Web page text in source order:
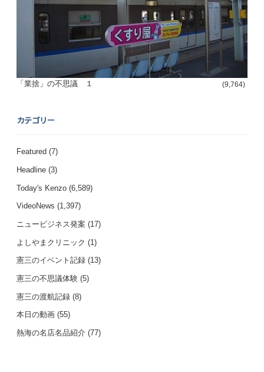
「業捨」の不思議 １ (9,764)
カテゴリー
Featured (7)
Headline (3)
Today's Kenzo (6,589)
VideoNews (1,397)
ニュービジネス発案 (17)
よしやまクリニック (1)
憲三のイベント記録 (13)
憲三の不思議体験 (5)
憲三の渡航記録 (8)
本日の動画 (55)
熱海の名店名品紹介 (77)